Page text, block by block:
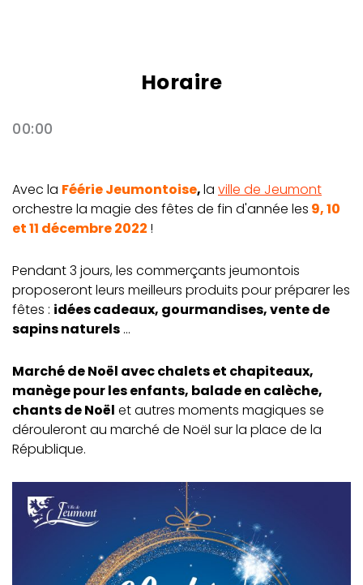
Horaire
00:00
Avec la Féérie Jeumontoise,la ville de Jeumont
orchestre la magie des fêtes de fin d'année les 9, 10
et 11 décembre 2022 !
Pendant 3 jours, les commerçants jeumontois
proposeront leurs meilleurs produits pour préparer les
fêtes : idées cadeaux, gourmandises, vente de
sapins naturels ...
Marché de Noël avec chalets et chapiteaux,
manège pour les enfants, balade en calèche,
chants de Noël et autres moments magiques se
dérouleront au marché de Noël sur la place de la
République.